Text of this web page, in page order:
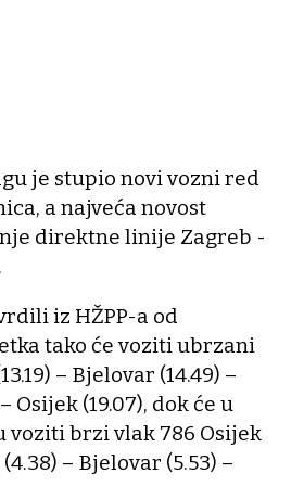
je stupio novi vozni red
a najveća novost
direktne linije Zagreb -
iz HŽPP-a od
tako će voziti ubrzani
– Bjelovar (14.49) –
Osijek (19.07), dok će u
voziti brzi vlak 786 Osijek
– Bjelovar (5.53) –